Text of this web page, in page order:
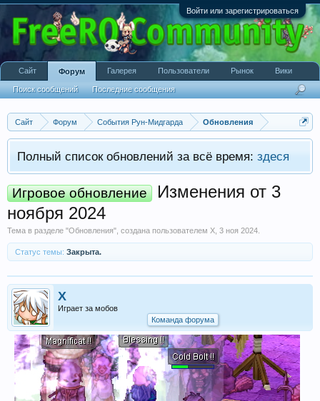
Войти или зарегистрироваться
Сайт Форум События Рун-Мидгарда Обновления
Полный список обновлений за всё время: здеся
Игровое обновление
Изменения от 3
ноября 2024
Тема в разделе "Обновления", создана пользователем X 3 ноя 2024
Статус темы: Закрыта.
X
Играет за мобов
Команда форума
Сайт Форум
Поиск сообщений Последние сообщения
Галерея Пользователи Рынок Вики